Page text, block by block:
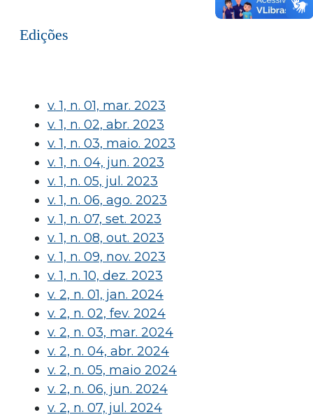
Edições
v. 1, n. 01, mar. 2023
v. 1, n. 02, abr. 2023
v. 1, n. 03, maio. 2023
v. 1, n. 04, jun. 2023
v. 1, n. 05, jul. 2023
v. 1, n. 06, ago. 2023
v. 1, n. 07, set. 2023
v. 1, n. 08, out. 2023
v. 1, n. 09, nov. 2023
v. 1, n. 10, dez. 2023
v. 2, n. 01, jan. 2024
v. 2, n. 02, fev. 2024
v. 2, n. 03, mar. 2024
v. 2, n. 04, abr. 2024
v. 2, n. 05, maio 2024
v. 2, n. 06, jun. 2024
v. 2, n. 07, jul. 2024